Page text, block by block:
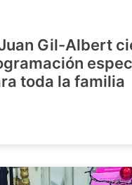
Gil-Albert
toda la familia